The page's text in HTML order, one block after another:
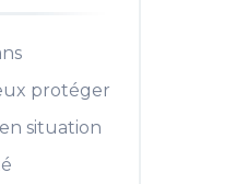
protéger
situation